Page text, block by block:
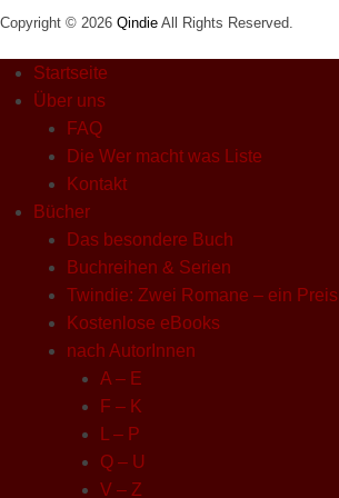
Copyright © 2026 Qindie All Rights Reserved.
Startseite
Über uns
FAQ
Die Wer macht was Liste
Kontakt
Bücher
Das besondere Buch
Buchreihen & Serien
Twindie: Zwei Romane – ein Preis
Kostenlose eBooks
nach AutorInnen
A – E
F – K
L – P
Q – U
V – Z